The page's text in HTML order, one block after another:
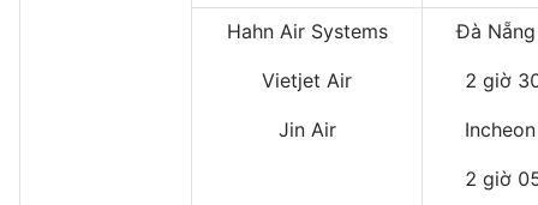
Hahn Air Systems
Vietjet Air
Jin Air
Đà
2 giờ
2 giờ